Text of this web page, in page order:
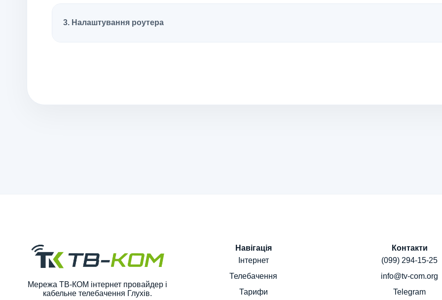
3. Налаштування роутера
Мережа ТВ-КОМ інтернет провайдер і
кабельне телебачення Глухів.
Навігація
Інтернет
Телебачення
Тарифи
Контакти
(099) 294-15-25
info@tv-com.org
Telegram